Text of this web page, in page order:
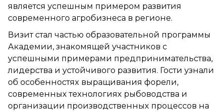
является успешным примером развития
современного агробизнеса в регионе.
Визит стал частью образовательной программы
Академии, знакомящей участников с
успешными примерами предпринимательства,
лидерства и устойчивого развития. Гости узнали
об особенностях выращивания форели,
современных технологиях рыбоводства и
организации производственных процессов на